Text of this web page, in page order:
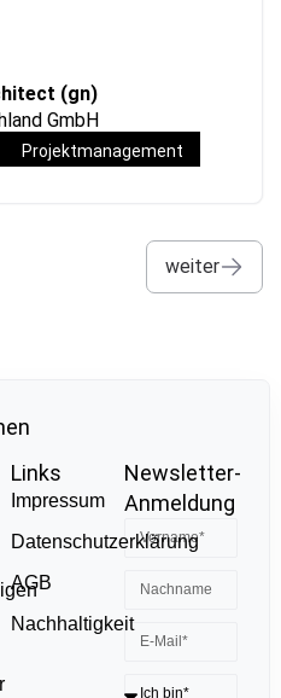
(gn)
GmbH
Projektmanagement
weiter
Links
Impressum
Datenschutzerklärung
AGB
Nachhaltigkeit
Newsletter-
Anmeldung